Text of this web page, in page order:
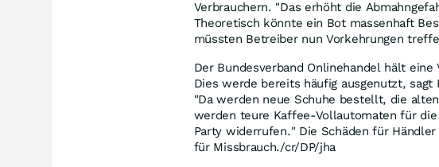
Verbrauchern. "Das erhöht die
Theoretisch könnte ein Bot massenhaft
müssten Betreiber nun Vorkehrungen
Der Bundesverband Onlinehandel hält
Dies werde bereits häufig ausgenutzt,
"Da werden neue Schuhe bestellt, die
werden teure Kaffee-Vollautomaten für
Party widerrufen." Die Schäden für
für Missbrauch./cr/DP/jha